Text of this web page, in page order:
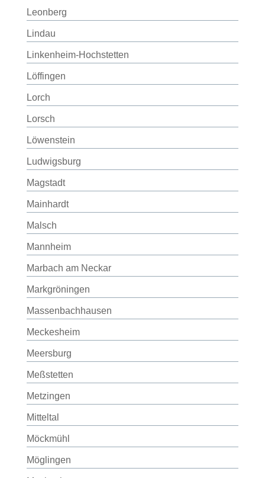
Leonberg
Lindau
Linkenheim-Hochstetten
Löffingen
Lorch
Lorsch
Löwenstein
Ludwigsburg
Magstadt
Mainhardt
Malsch
Mannheim
Marbach am Neckar
Markgröningen
Massenbachhausen
Meckesheim
Meersburg
Meßstetten
Metzingen
Mitteltal
Möckmühl
Möglingen